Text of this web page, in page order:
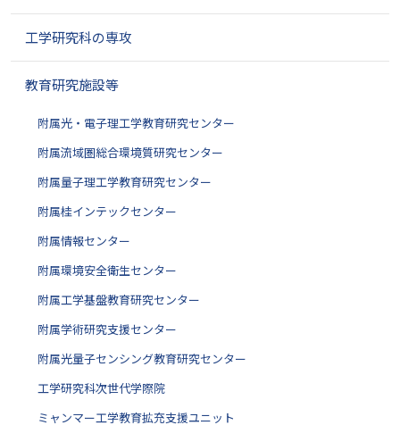
シ
ン
工学研究科の専攻
教育研究施設等
附属光・電子理工学教育研究センター
附属流域圏総合環境質研究センター
附属量子理工学教育研究センター
附属桂インテックセンター
附属情報センター
附属環境安全衛生センター
附属工学基盤教育研究センター
附属学術研究支援センター
附属光量子センシング教育研究センター
工学研究科次世代学際院
ミャンマー工学教育拡充支援ユニット